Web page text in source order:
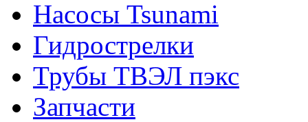
Насосы Tsunami
Гидрострелки
Трубы ТВЭЛ пэкс
Запчасти